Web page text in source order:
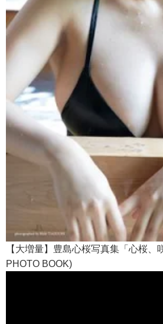
【大増量】豊島心桜写真集「心桜、
PHOTO BOOK)